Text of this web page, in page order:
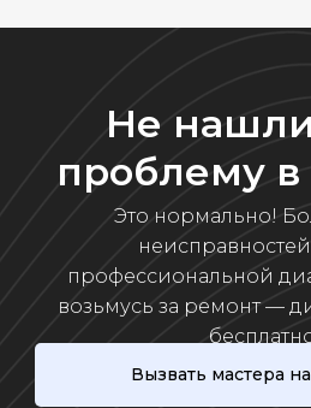
Не
проблему в
Это нормально!
профессиональной
возьмусь за ремонт —
Вызвать мастера